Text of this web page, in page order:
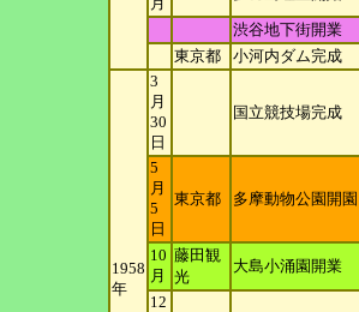
渋谷地下街開業
東京都
小河内ダム完成
1958
年
3
月
30
日
国立競技場完成
5
月
5
日
東京都 多摩動物公園開園
10
月
藤田観
光
大島小涌園開業
12